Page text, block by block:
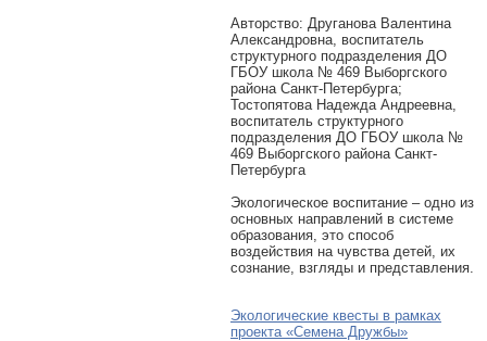
Авторcтво: Друганова Валентина
Александровна, воспитатель
структурного подразделения ДО
ГБОУ школа № 469 Выборгского
района Санкт-Петербурга;
Тостопятова Надежда Андреевна,
воспитатель структурного
подразделения ДО ГБОУ школа №
469 Выборгского района Санкт-
Петербурга
Экологическое воспитание – одно из
основных направлений в системе
образования, это способ
воздействия на чувства детей, их
сознание, взгляды и представления.
Экологические квесты в рамках
проекта «Семена Дружбы»